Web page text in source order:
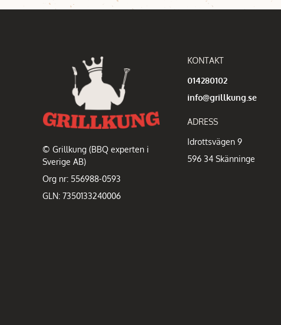
© Grillkung (BBQ experten i
Sverige AB)
Org nr: 556988-0593
GLN: 7350133240006
KONTAKT
014280102
info@grillkung.se
ADRESS
Idrottsvägen 9
596 34 Skänninge